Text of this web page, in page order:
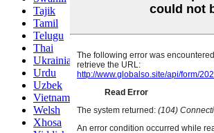
Tajik
Tamil
Telugu
Thai
Ukrainian
Urdu
Uzbek
Vietnamese
Welsh
Xhosa